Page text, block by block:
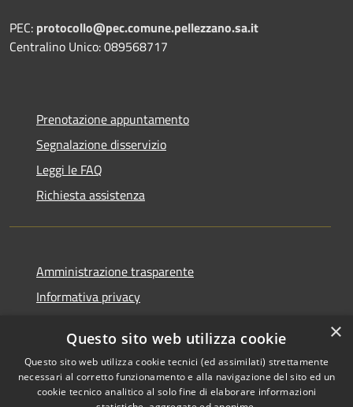
PEC: protocollo@pec.comune.pellezzano.sa.it
Centralino Unico: 089568717
Prenotazione appuntamento
Segnalazione disservizio
Leggi le FAQ
Richiesta assistenza
Amministrazione trasparente
Informativa privacy
Dichiarazione di accessibilità
×
Questo sito web utilizza cookie
Questo sito web utilizza cookie tecnici (ed assimilati) strettamente
necessari al corretto funzionamento e alla navigazione del sito ed un
cookie tecnico analitico al solo fine di elaborare informazioni